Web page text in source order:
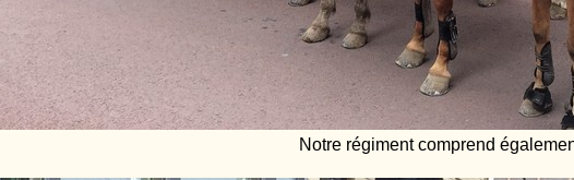
Notre régiment comprend